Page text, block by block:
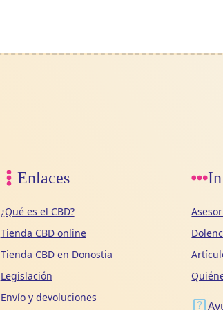
Enlaces
¿Qué es el CBD?
Tienda CBD online
Tienda CBD en Donostia
Legislación
Envío y devoluciones